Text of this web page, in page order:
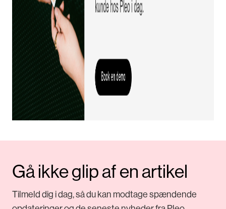
Gå ikke glip af en artikel
Tilmeld dig i dag, så du kan modtage spændende